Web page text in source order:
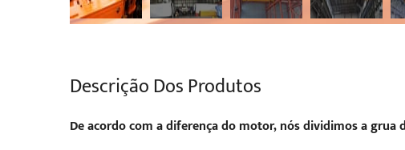
Descrição Dos Produtos
De acordo com a diferença do motor, nós dividimos a grua